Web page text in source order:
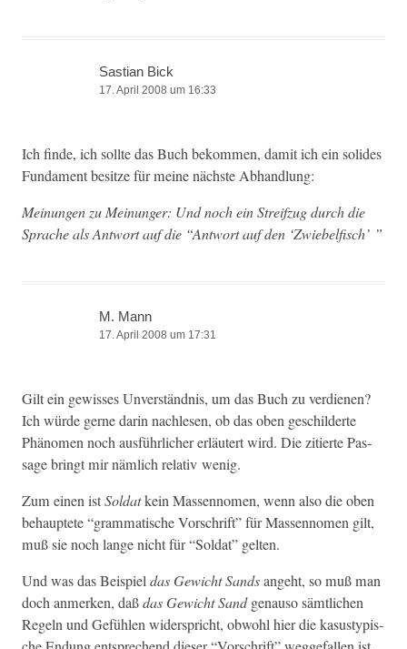
Sastian Bick
17. April 2008 um 16:33
Ich finde, ich sollte das Buch bekom­men, damit ich ein solides
Fun­da­ment besitze für meine näch­ste Abhandlung:
Mei­n­un­gen zu Mei­n­unger: Und noch ein Streifzug durch die
Sprache als Antwort auf die “Antwort auf den ‘Zwiebelfisch’ ”
M. Mann
17. April 2008 um 17:31
Gilt ein gewiss­es Unver­ständ­nis, um das Buch zu ver­di­enen?
Ich würde gerne darin nach­le­sen, ob das oben geschilderte
Phänomen noch aus­führlich­er erläutert wird. Die zitierte Pas­
sage bringt mir näm­lich rel­a­tiv wenig.
Zum einen istSol­datkein Massen­nomen, wenn also die oben
behauptete “gram­ma­tis­che Vorschrift” für Massen­nomen gilt,
muß sie noch lange nicht für “Sol­dat” gelten.
Und was das Beispieldas Gewicht Sandsange­ht, so muß man
doch anmerken, daßdas Gewicht Sandgenau­so sämtlichen
Regeln und Gefühlen wider­spricht, obwohl hier die kasustyp­is­